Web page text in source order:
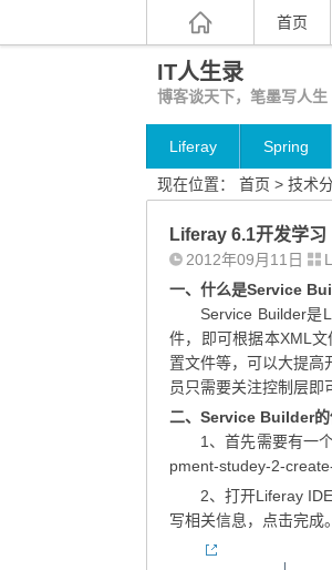
首页
IT人生录
博客谈天下，笔墨写人生
Liferay Spring
现在位置： 首页 > 技术
Liferay 6.1开发学
2012年09月11日
一、什么是Service
Service Builder是
件，即可根据本XML
置文件等，可以大提高
员只需要关注控制层即
二、Service Builder的
1、首先需要有一
pment-studey-2-
2、打开Liferay
写相关信息，点击完成。